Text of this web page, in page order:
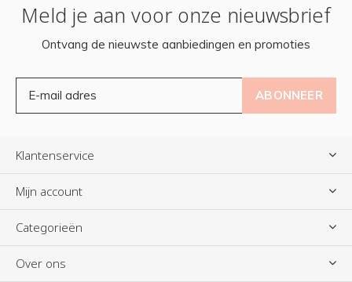
Meld je aan voor onze nieuwsbrief
Ontvang de nieuwste aanbiedingen en promoties
ABONNEER
Klantenservice
Mijn account
Categorieën
Over ons